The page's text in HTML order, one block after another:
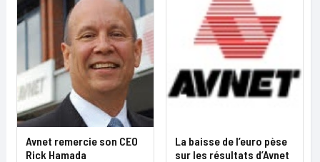
Avnet remercie son CEO
Rick Hamada
La baisse de l’euro pèse
sur les résultats d’Avnet